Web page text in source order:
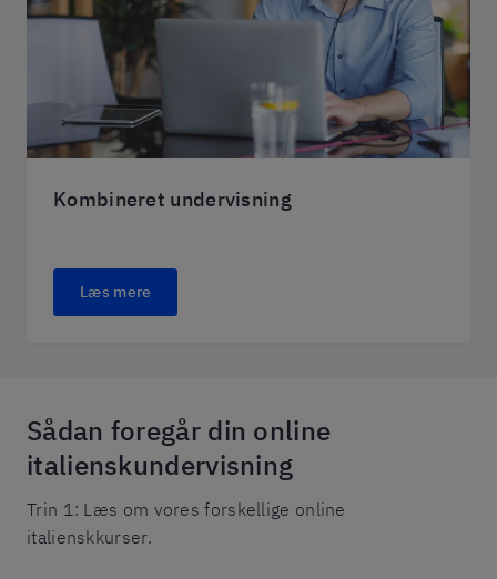
Kombineret undervisning
Læs mere
Sådan foregår din online
italienskundervisning
Trin 1: Læs om vores forskellige online
italienskkurser.